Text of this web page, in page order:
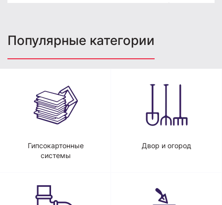
Популярные категории
Гипсокартонные
системы
Двор и огород